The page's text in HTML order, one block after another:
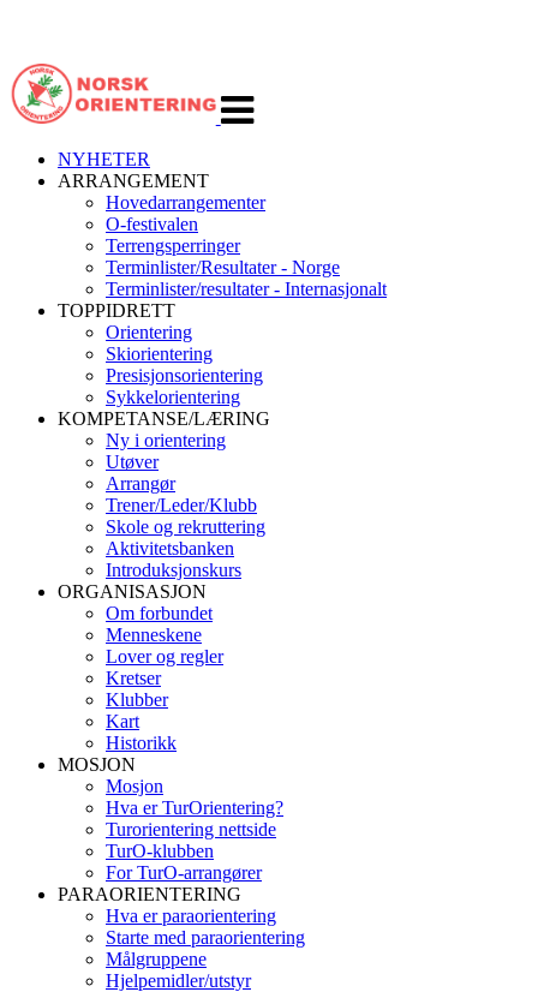
navigasjon
NYHETER
ARRANGEMENT
Hovedarrangementer
O-festivalen
Terrengsperringer
Terminlister/Resultater - Norge
Terminlister/resultater - Internasjonalt
TOPPIDRETT
Orientering
Skiorientering
Presisjonsorientering
Sykkelorientering
KOMPETANSE/LÆRING
Ny i orientering
Utøver
Arrangør
Trener/Leder/Klubb
Skole og rekruttering
Aktivitetsbanken
Introduksjonskurs
ORGANISASJON
Om forbundet
Menneskene
Lover og regler
Kretser
Klubber
Kart
Historikk
MOSJON
Mosjon
Hva er TurOrientering?
Turorientering nettside
TurO-klubben
For TurO-arrangører
PARAORIENTERING
Hva er paraorientering
Starte med paraorientering
Målgruppene
Hjelpemidler/utstyr